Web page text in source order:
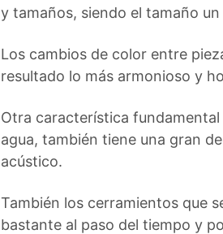
y tamaños, siendo el tamaño
Los cambios de color entre
resultado lo más armonioso y
Otra característica
agua, también tiene una gran
acústico.
También los cerramientos que
bastante al paso del tiempo y